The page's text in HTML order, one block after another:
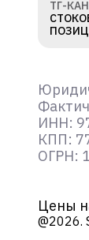
ТГ-
ИНН:
КПП:
ОГРН:
Цены
@2026.